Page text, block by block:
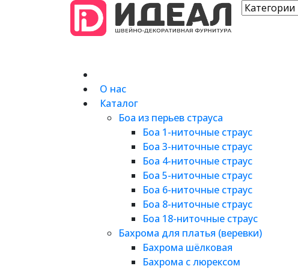
О нас
Каталог
Боа из перьев страуса
Боа 1-ниточные страус
Боа 3-ниточные страус
Боа 4-ниточные страус
Боа 5-ниточные страус
Боа 6-ниточные страус
Боа 8-ниточные страус
Боа 18-ниточные страус
Бахрома для платья (веревки)
Бахрома шёлковая
Бахрома с люрексом